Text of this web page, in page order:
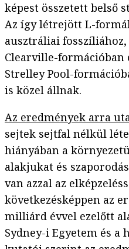
képest összetett belső
Az így létrejött L-
ausztráliai
Clearville-formációban
Strelley Pool-
is közel állnak.
Az eredmények arra
sejtek sejtfal nélkül
hiányában a
alakjukat és
van azzal az
következésképpen az
milliárd évvel ezelőtt
Sydney-i Egyetem és a